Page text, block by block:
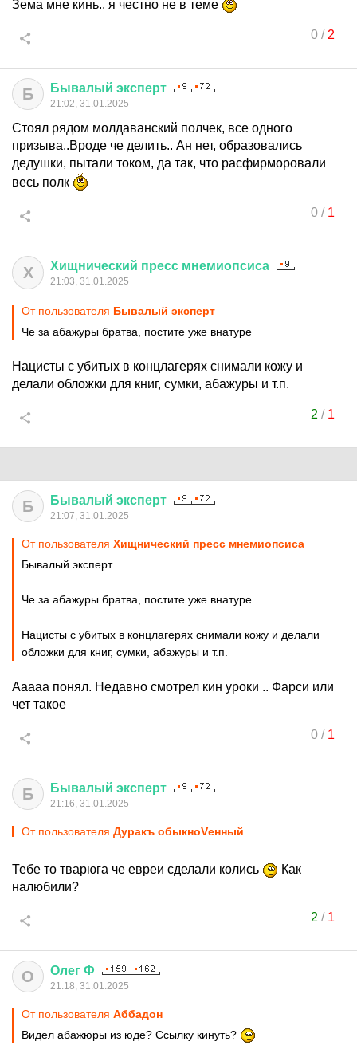
Зема мне кинь.. я честно не в теме
0/ 2
Б Бывалый эксперт
21:02, 31.01.2025
Стоял рядом молдаванский полчек, все одного
призыва..Вроде че делить.. Ан нет, образовались
дедушки, пытали током, да так, что расфирморовали
весь полк
0/ 1
Х Хищнический пресс мнемиопсиса
21:03, 31.01.2025
От пользователя Бывалый эксперт
Че за абажуры братва, постите уже внатуре
Нацисты с убитых в концлагерях снимали кожу и
делали обложки для книг, сумки, абажуры и т.п.
2 / 1
Б Бывалый эксперт
21:07, 31.01.2025
От пользователя Хищнический пресс мнемиопсиса
Бывалый эксперт
Че за абажуры братва, постите уже внатуре
Нацисты с убитых в концлагерях снимали кожу и делали
обложки для книг, сумки, абажуры и т.п.
Ааааа понял. Недавно смотрел кин уроки .. Фарси или
чет такое
0/ 1
Б Бывалый эксперт
21:16, 31.01.2025
От пользователя Дуракъ обыкноVенный
Тебе то тварюга че евреи сделали колись
Как
налюбили?
2 / 1
О Олег Ф
21:18, 31.01.2025
От пользователя Аббадон
Видел абажюры из юде? Ссылку кинуть?